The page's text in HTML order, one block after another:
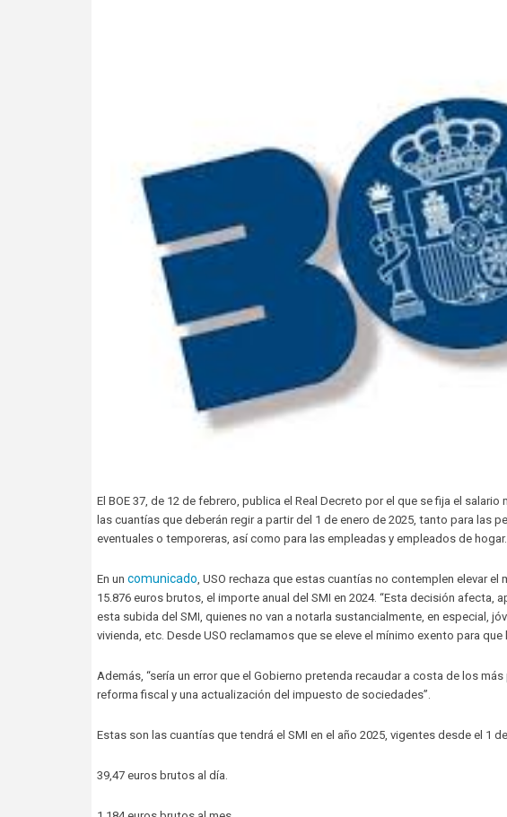
El BOE 37, de 12 de febrero, publica el Real Decreto por el que se fija el
las cuantías que deberán regir a partir del 1 de enero de 2025, tanto para las
eventuales o temporeras, así como para las empleadas y empleados de
En un comunicado, USO rechaza que estas cuantías no contemplen elevar
15.876 euros brutos, el importe anual del SMI en 2024. “Esta decisión afecta,
esta subida del SMI, quienes no van a notarla sustancialmente, en especial,
vivienda, etc. Desde USO reclamamos que se eleve el mínimo exento para
Además, “sería un error que el Gobierno pretenda recaudar a costa de los
reforma fiscal y una actualización del impuesto de sociedades”.
Estas son las cuantías que tendrá el SMI en el año 2025, vigentes desde el 1
39,47 euros brutos al día.